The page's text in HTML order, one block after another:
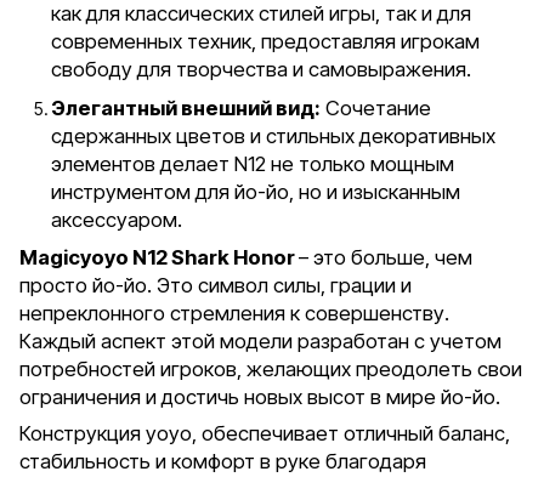
как для классических стилей игры, так и для
современных техник, предоставляя игрокам
свободу для творчества и самовыражения.
Элегантный внешний вид: Сочетание
сдержанных цветов и стильных декоративных
элементов делает N12 не только мощным
инструментом для йо-йо, но и изысканным
аксессуаром.
Magicyoyo N12 Shark Honor– это больше, чем
просто йо-йо. Это символ силы, грации и
непреклонного стремления к совершенству.
Каждый аспект этой модели разработан с учетом
потребностей игроков, желающих преодолеть свои
ограничения и достичь новых высот в мире йо-йо.
Конструкция yoyo, обеспечивает отличный баланс,
стабильность и комфорт в руке благодаря